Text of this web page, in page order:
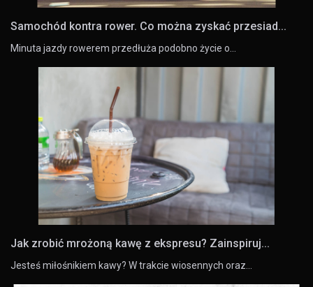
Samochód kontra rower. Co można zyskać przesiad...
Minuta jazdy rowerem przedłuża podobno życie o…
Jak zrobić mrożoną kawę z ekspresu? Zainspiruj...
Jesteś miłośnikiem kawy? W trakcie wiosennych oraz…